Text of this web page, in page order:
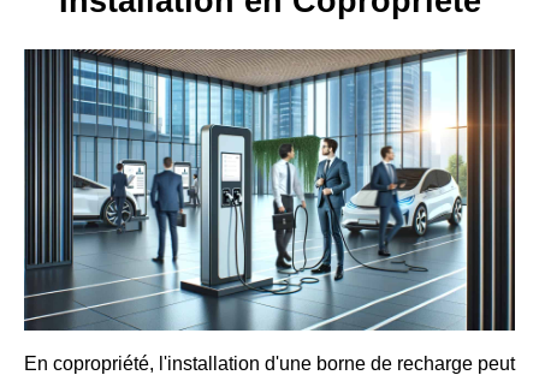
En copropriété, l'installation d'une borne de recharge peut